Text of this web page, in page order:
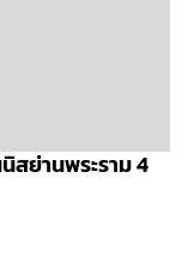
ย่านพระราม 4